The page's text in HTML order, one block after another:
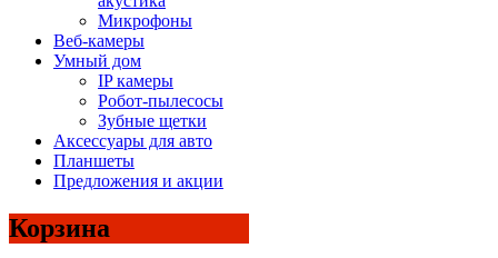
Микрофоны
Веб-камеры
Умный дом
IP камеры
Робот-пылесосы
Зубные щетки
Аксессуары для авто
Планшеты
Предложения и акции
Корзина